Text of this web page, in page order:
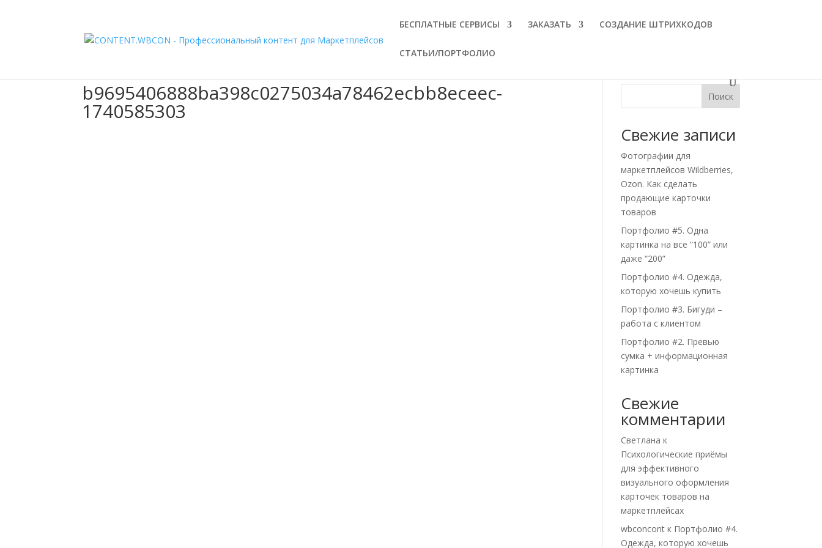
БЕСПЛАТНЫЕ СЕРВИСЫ ЗАКАЗАТЬ СОЗДАНИЕ ШТРИХКОДОВ
СТАТЬИ/ПОРТФОЛИО
b9695406888ba398c0275034a78462ecbb8eceec-
1740585303
Поиск
Свежие записи
Фотографии для
маркетплейсов Wildberries,
Ozon. Как сделать
продающие карточки
товаров
Портфолио #5. Одна
картинка на все “100” или
даже “200”
Портфолио #4. Одежда,
которую хочешь купить
Портфолио #3. Бигуди –
работа с клиентом
Портфолио #2. Превью
сумка + информационная
картинка
Свежие
комментарии
Светлана к
Психологические приёмы
для эффективного
визуального оформления
карточек товаров на
маркетплейсах
wbconcont к Портфолио #4.
Одежда, которую хочешь